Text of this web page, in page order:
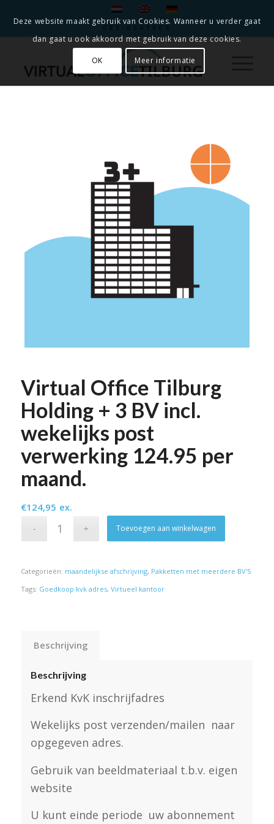
085-0601608
Virtual Office Tilburg
Holding + 3 BV incl.
wekelijks post
verwerking 124.95 per
maand.
€124,95 ex.
Toevoegen aan winkelwagen
Categorieën: maandelijkse afschrijving, Pakketten met meerdere BV'S
Tags: Goedkoop kvk adres, Virtueel kantoor
Beschrijving
Beschrijving
Erkend KvK inschrijfadres
Wekelijks post verzenden/mailen naar
opgegeven adres.
Gebruik van beeldmateriaal t.b.v. eigen
website
U kunt einde periode uw abonnement
Deze website maakt gebruik van Cookies. Wanneer u verder gaat
dan gaat u ook akkoord met gebruik van deze cookies.
OK Meer informatie